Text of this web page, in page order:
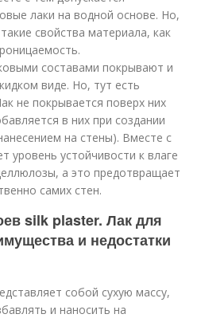
лаки на водной основе. Но,
свойства материала, как
составами покрывают и
виде. Но, тут есть
не покрывается поверх них
в них при создании
на стены). Вместе с
уровень устойчивости к влаге
а это предотвращает
самих стен.
silk plaster. Лак для
и недостатки
собой сухую массу,
и наносить на